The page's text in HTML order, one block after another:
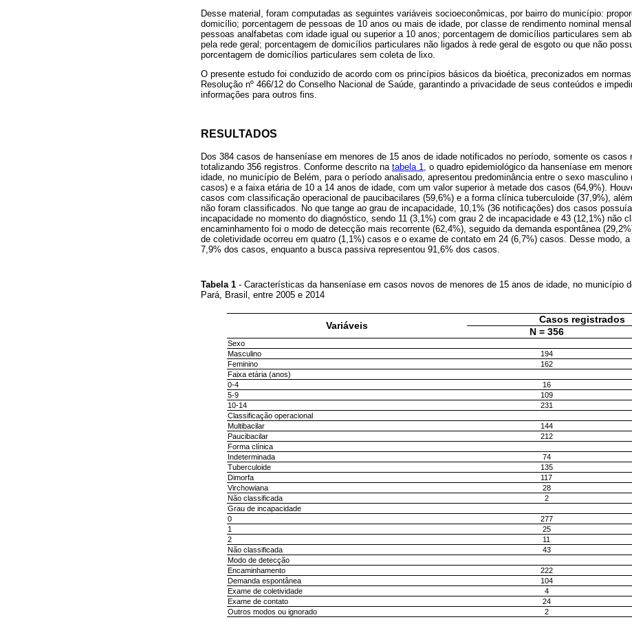
Desse material, foram computadas as seguintes variáveis socioeconômicas, por bairro do município:
domicílio; porcentagem de pessoas de 10 anos ou mais de idade, por classe de rendimento nominal
pessoas analfabetas com idade igual ou superior a 10 anos; porcentagem de domicílios particulares sem
pela rede geral; porcentagem de domicílios particulares não ligados à rede geral de esgoto ou que não
porcentagem de domicílios particulares sem coleta de lixo.
O presente estudo foi conduzido de acordo com os princípios básicos da bioética, preconizados em
Resolução nº 466/12 do Conselho Nacional de Saúde, garantindo a privacidade de seus conteúdos e
informações para outros fins.
RESULTADOS
Dos 384 casos de hanseníase em menores de 15 anos de idade notificados no período, somente os casos
totalizando 356 registros. Conforme descrito na tabela 1, o quadro epidemiológico da hanseníase em
idade, no município de Belém, para o período analisado, apresentou predominância entre o sexo masculino
casos) e a faixa etária de 10 a 14 anos de idade, com um valor superior à metade dos casos (64,9%).
casos com classificação operacional de paucibacilares (59,6%) e a forma clínica tuberculoide (37,9%),
não foram classificados. No que tange ao grau de incapacidade, 10,1% (36 notificações) dos casos
incapacidade no momento do diagnóstico, sendo 11 (3,1%) com grau 2 de incapacidade e 43 (12,1%) não
encaminhamento foi o modo de detecção mais recorrente (62,4%), seguido da demanda espontânea
de coletividade ocorreu em quatro (1,1%) casos e o exame de contato em 24 (6,7%) casos. Desse modo,
7,9% dos casos, enquanto a busca passiva representou 91,6% dos casos.
Tabela 1 - Características da hanseníase em casos novos de menores de 15 anos de idade, no município
Pará, Brasil, entre 2005 e 2014
Variáveis
Casos registrados
N = 356
Sexo
Masculino
194
Feminino
162
Faixa etária (anos)
0-4
16
5-9
109
10-14
231
Classificação operacional
Multibacilar
144
Paucibacilar
212
Forma clínica
Indeterminada
74
Tuberculoide
135
Dimorfa
117
Virchowiana
28
Não classificada
2
Grau de incapacidade
0
277
1
25
2
11
Não classificada
43
Modo de detecção
Encaminhamento
222
Demanda espontânea
104
Exame de coletividade
4
Exame de contato
24
Outros modos ou ignorado
2